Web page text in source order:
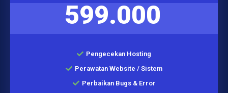
599.000
Pengecekan Hosting
Perawatan Website / Sistem
Perbaikan Bugs & Error